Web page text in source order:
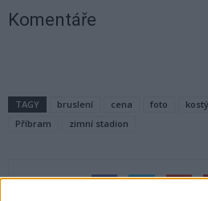
Komentáře
TAGY bruslení cena foto
Příbram
zimní stadion